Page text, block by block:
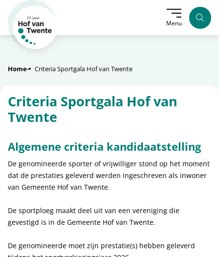
Menu
Home Criteria Sportgala Hof van Twente
Criteria Sportgala Hof van
Twente
Algemene criteria kandidaatstelling
De genomineerde sporter of vrijwilliger stond op het moment
dat de prestaties geleverd werden ingeschreven als inwoner
van Gemeente Hof van Twente.
De sportploeg maakt deel uit van een vereniging die
gevestigd is in de Gemeente Hof van Twente.
De genomineerde moet zijn prestatie(s) hebben geleverd